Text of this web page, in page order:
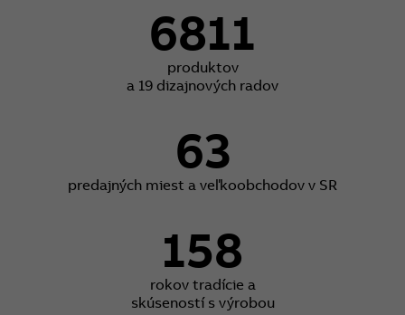
6811
produktov
a 19 dizajnových radov
63
predajných miest a veľkoobchodov v SR
158
rokov tradície a
skúseností s výrobou